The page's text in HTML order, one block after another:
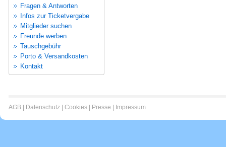
Fragen & Antworten
Infos zur Ticketvergabe
Mitglieder suchen
Freunde werben
Tauschgebühr
Porto & Versandkosten
Kontakt
AGB Datenschutz Cookies Presse Impressum